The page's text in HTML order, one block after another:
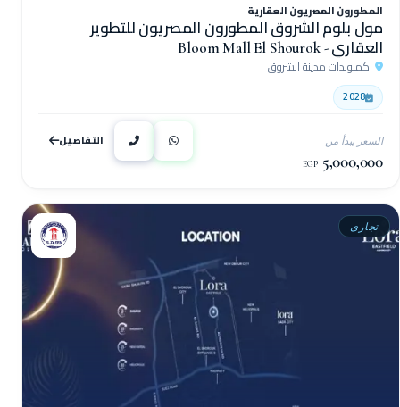
المطورون المصريون العقارية
مول بلوم الشروق المطورون المصريون للتطوير
العقاري - Bloom Mall El Shourok
كمبوندات مدينة الشروق
2028
السعر يبدأ من
5,000,000
EGP
التفاصيل
تجارى